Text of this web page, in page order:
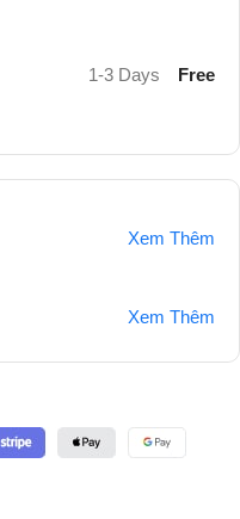
1-3 Days Free
Xem Thêm
Xem Thêm